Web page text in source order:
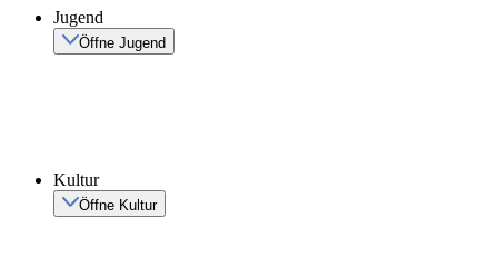
Jugend
Öffne Jugend
Kultur
Öffne Kultur